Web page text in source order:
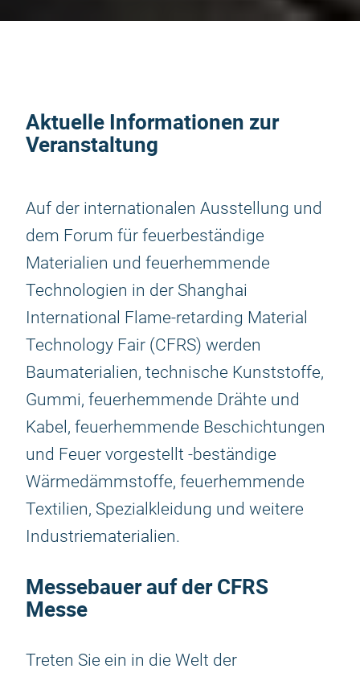
Aktuelle Informationen zur
Veranstaltung
Auf der internationalen Ausstellung und
dem Forum für feuerbeständige
Materialien und feuerhemmende
Technologien in der Shanghai
International Flame-retarding Material
Technology Fair (CFRS) werden
Baumaterialien, technische Kunststoffe,
Gummi, feuerhemmende Drähte und
Kabel, feuerhemmende Beschichtungen
und Feuer vorgestellt -beständige
Wärmedämmstoffe, feuerhemmende
Textilien, Spezialkleidung und weitere
Industriematerialien.
Messebauer auf der CFRS
Messe
Treten Sie ein in die Welt der